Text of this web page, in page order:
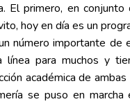
El primero, en conjunto
hoy en día es un
número importante de
línea para muchos y
académica de ambas
se puso en marcha